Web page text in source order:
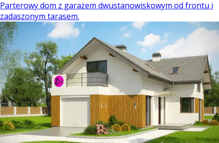
Parterowy dom z garażem dwustanowiskowym od frontu i
zadaszonym tarasem.